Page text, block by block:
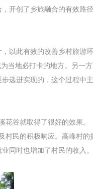
开创了乡旅融合的有效路
以此有效的改善乡村旅游
当地必打卡的地方。另一
递进实现的，这个过程中
谷就取得了很好的效果。
村民的积极响应。高峰村的
同时也增加了村民的收入。